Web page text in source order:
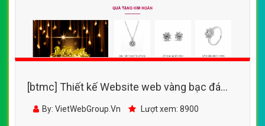
[btmc] Thiết kế Website web vàng bạc đá
quý - sacombank-sbjcom
By: VietWebGroup.Vn Lượt xem: 8900